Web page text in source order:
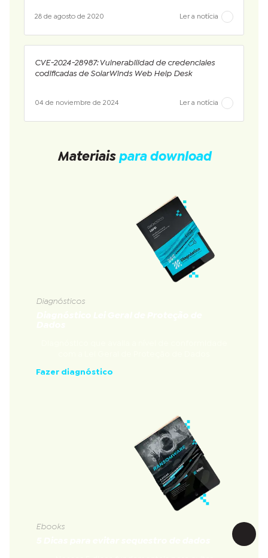
28 de agosto de 2020 Ler a notícia
CVE-2024-28987: Vulnerabilidad de credenciales
codificadas de SolarWinds Web Help Desk
04 de noviembre de 2024 Ler a notícia
Materiais para download
Diagnósticos
Fazer diagnóstico
Ebooks